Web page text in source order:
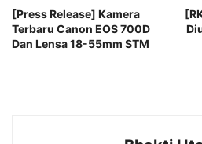
[Press Release] Kamera
Terbaru Canon EOS 700D
Dan Lensa 18-55mm STM